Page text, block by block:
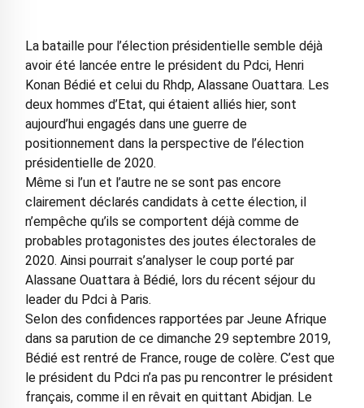
La bataille pour l’élection présidentielle semble déjà
avoir été lancée entre le président du Pdci, Henri
Konan Bédié et celui du Rhdp, Alassane Ouattara. Les
deux hommes d’Etat, qui étaient alliés hier, sont
aujourd’hui engagés dans une guerre de
positionnement dans la perspective de l’élection
présidentielle de 2020.
Même si l’un et l’autre ne se sont pas encore
clairement déclarés candidats à cette élection, il
n’empêche qu’ils se comportent déjà comme de
probables protagonistes des joutes électorales de
2020. Ainsi pourrait s’analyser le coup porté par
Alassane Ouattara à Bédié, lors du récent séjour du
leader du Pdci à Paris.
Selon des confidences rapportées par Jeune Afrique
dans sa parution de ce dimanche 29 septembre 2019,
Bédié est rentré de France, rouge de colère. C’est que
le président du Pdci n’a pas pu rencontrer le président
français, comme il en rêvait en quittant Abidjan. Le